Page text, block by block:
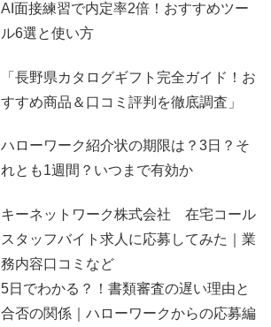
AI面接練習で内定率2倍！おすすめツー
ル6選と使い方
「長野県カタログギフト完全ガイド！お
すすめ商品＆口コミ評判を徹底調査」
ハローワーク紹介状の期限は？3日？そ
れとも1週間？いつまで有効か
キーネットワーク株式会社 在宅コール
スタッフバイト求人に応募してみた｜業
務内容口コミなど
5日でわかる？！書類審査の遅い理由と
合否の関係｜ハローワークからの応募編